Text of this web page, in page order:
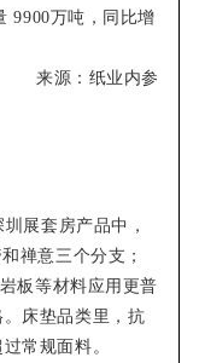
9900万吨，同比增
来源：纸业内参
展套房产品中，
禅意三个分支；
板等材料应用更普
床垫品类里，抗
常规面料。